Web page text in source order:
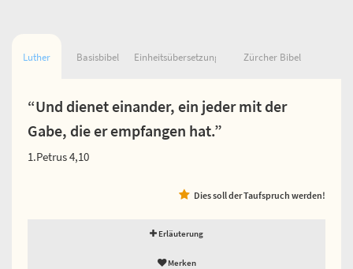
Luther Basisbibel Einheitsübersetzung Zürcher Bibel
“Und dienet einander, ein jeder mit der
Gabe, die er empfangen hat.”
1.Petrus 4,10
Dies soll der Taufspruch werden!
Erläuterung
Merken